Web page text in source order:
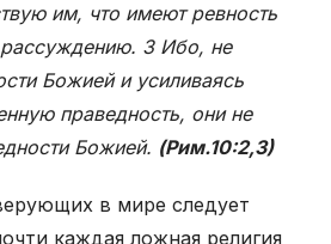
им, что имеют ревность
3 Ибо, не
Божией и усиливаясь
праведность, они не
Божией. (Рим.10:2,3)
в мире следует
каждая ложная религия